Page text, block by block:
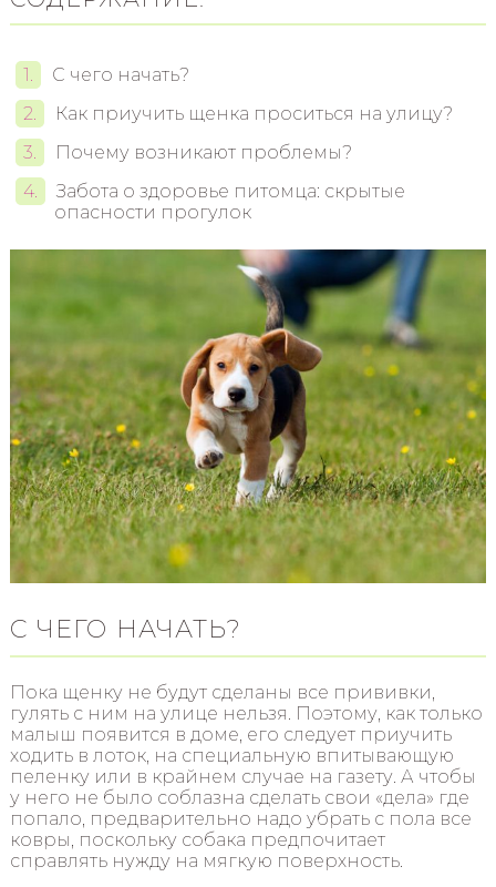
С чего начать?
Как приучить щенка проситься на улицу?
Почему возникают проблемы?
Забота о здоровье питомца: скрытые
опасности прогулок
С ЧЕГО НАЧАТЬ?
Пока щенку не будут сделаны все прививки,
гулять с ним на улице нельзя. Поэтому, как только
малыш появится в доме, его следует приучить
ходить в лоток, на специальную впитывающую
пеленку или в крайнем случае на газету. А чтобы
у него не было соблазна сделать свои «дела» где
попало, предварительно надо убрать с пола все
ковры, поскольку собака предпочитает
справлять нужду на мягкую поверхность.